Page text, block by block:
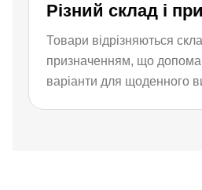
Різний склад і
Товари відрізняються
призначенням, що
варіанти для щоденного